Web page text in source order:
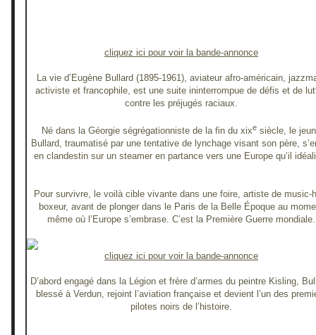
cliquez ici pour voir la bande-annonce
La vie d’Eugène Bullard (1895-1961), aviateur afro-américain,
activiste et francophile, est une suite ininterrompue de défis et de
contre les préjugés raciaux.
Né dans la Géorgie ségrégationniste de la fin du xixe siècle, le
Bullard, traumatisé par une tentative de lynchage visant son père,
en clandestin sur un steamer en partance vers une Europe qu’il
Pour survivre, le voilà cible vivante dans une foire, artiste de music-
boxeur, avant de plonger dans le Paris de la Belle Époque au
même où l’Europe s’embrase. C’est la Première Guerre mondiale.
cliquez ici pour voir la bande-annonce
D’abord engagé dans la Légion et frère d’armes du peintre Kisling,
blessé à Verdun, rejoint l’aviation française et devient l’un des
pilotes noirs de l’histoire.